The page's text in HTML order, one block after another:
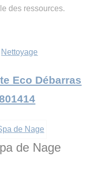
des ressources.
Nettoyage
Eco Débarras
de Nage